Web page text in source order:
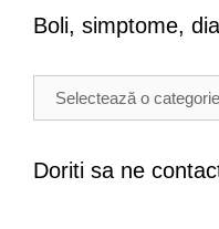
Boli, simptome,
iDoriti sa ne